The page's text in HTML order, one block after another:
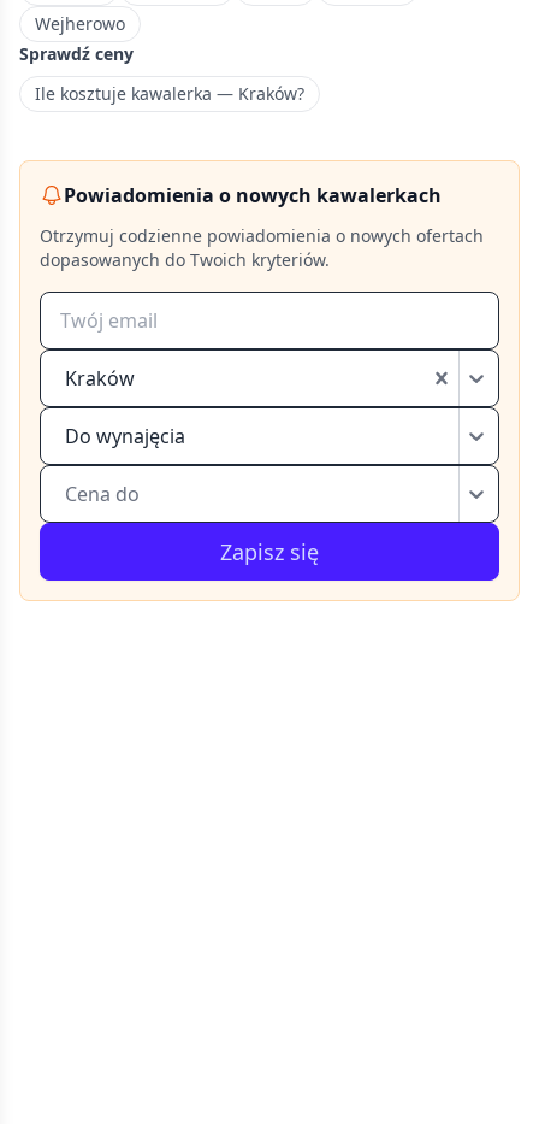
Wejherowo
Sprawdź ceny
Ile kosztuje kawalerka — Kraków?
Powiadomienia o nowych kawalerkach
Otrzymuj codzienne powiadomienia o nowych ofertach
dopasowanych do Twoich kryteriów.
Kraków
Do wynajęcia
Cena do
Zapisz się